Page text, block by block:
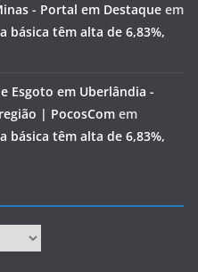
- Portal em Destaque em
básica têm alta de 6,83%,
Esgoto em Uberlândia -
| PocosCom em
básica têm alta de 6,83%,